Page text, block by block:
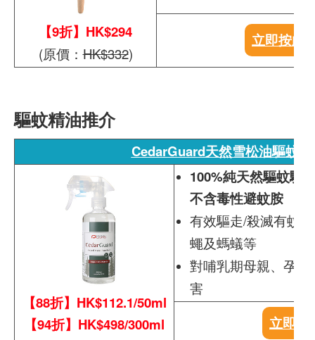
【9折】HK$294
(原價：HK$332)
立即按此
驅蚊精油推介
CedarGuard天然雪松油驅蚊
【88折】HK$112.1/50ml
【94折】HK$498/300ml
100%純天然驅蚊驅
不含毒性避蚊胺
有效驅走/殺滅有蚊
蠅及螞蟻等
對哺乳期母親、孕
害
立即按